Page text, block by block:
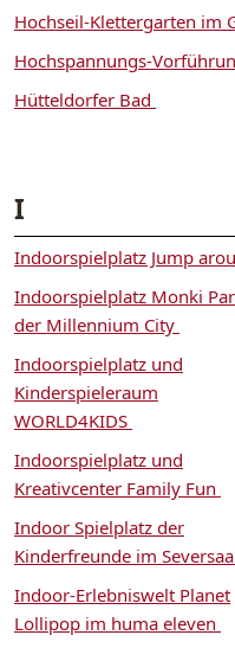
Hochseil-Klettergarten im
Hochspannungs-
Hütteldorfer Bad
I
Indoorspielplatz Jump
Indoorspielplatz Monki
der Millennium City
Indoorspielplatz und
Kinderspieleraum
WORLD4KIDS
Indoorspielplatz und
Kreativcenter Family Fun
Indoor Spielplatz der
Kinderfreunde im
Indoor-Erlebniswelt Planet
Lollipop im huma eleven